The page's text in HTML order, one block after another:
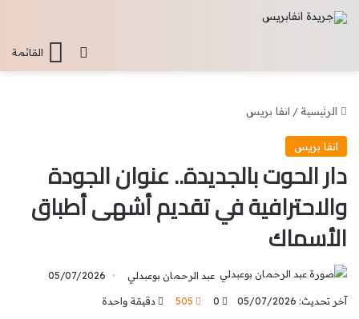
القائمةتسجيل
الرئيسية/ انفا بريس
انفا بريس
دار الحوت بالجديدة.. عنوان الجودة
والاحترافية في تقديم أشهى أطباق
الأسماك
عبد الرحمان بوعبدلي 05/07/2026
آخر تحديث: 05/07/2026 0
505 دقيقة واحدة